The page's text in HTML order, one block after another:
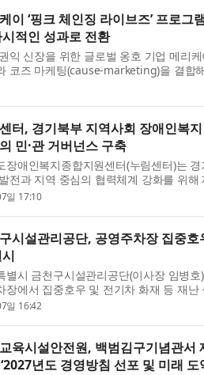
이 ‘핑크 체인징 라이브즈’ 프로
적인 성과로 전환
익 신장을 위한 글로벌 옹호 기업 메리
코즈 마케팅(cause-marketing)을 결합
한 영향력을 창출하는 다각적인 글로벌
터, 경기북부 지역사회 장애인복
민·관 거버넌스 구축
장애인복지종합지원센터(누림센터)는
전과 지역 중심의 협력체계 강화를 위해
전 협의체’(이하 협의체)를 추진한다.
일 17:10
시설관리공단, 공영주차장 집중호
별시 금천구시설관리공단(이사장 임병
장에서 집중호우 및 전기차 화재 등 재
설치 및 실전형 모의훈련을 실시했다.
일 16:42
육시설안전원, 백범김구기념관서
년도 경영방침 선포 및 미래 도